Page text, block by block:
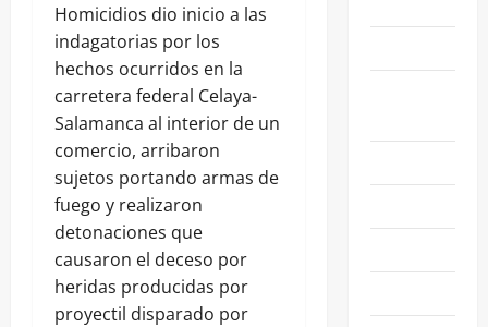
Homicidios dio inicio a las
indagatorias por los
hechos ocurridos en la
carretera federal Celaya-
Salamanca al interior de un
comercio, arribaron
sujetos portando armas de
fuego y realizaron
detonaciones que
causaron el deceso por
heridas producidas por
proyectil disparado por